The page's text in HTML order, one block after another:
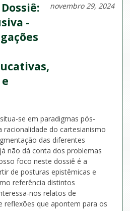
-
novembro 29, 2024
se em paradigmas pós-
racionalidade do cartesianismo
das diferentes
não dá conta dos problemas
foco neste dossiê é a
de posturas epistêmicas e
referência distintos
nos relatos de
reflexões que apontem para os